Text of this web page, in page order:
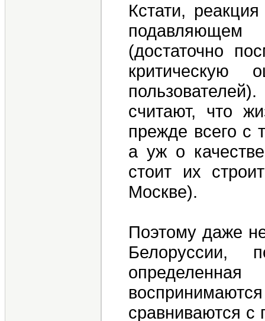
Кстати,
(достаточно
критическую
считают, что
прежде всего с
а уж о
стоит их
Москве).
Поэтому даже
Белоруссии,
сравниваются